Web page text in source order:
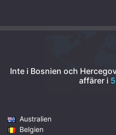
Inte i Bosnien och
affärer i
Australien
Belgien